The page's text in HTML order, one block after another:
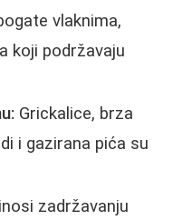
vlaknima,
koji podržavaju
Grickalice, brza
i gazirana pića su
zadržavanju